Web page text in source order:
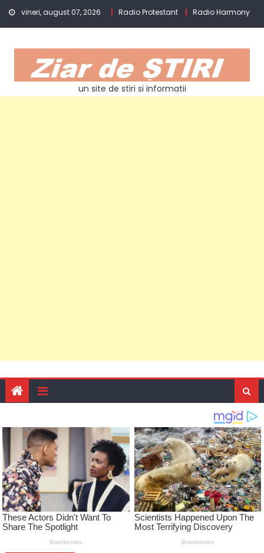
Skip
vineri, august 07, 2026 Radio Protestant Radio Harmony
un site de stiri si informatii